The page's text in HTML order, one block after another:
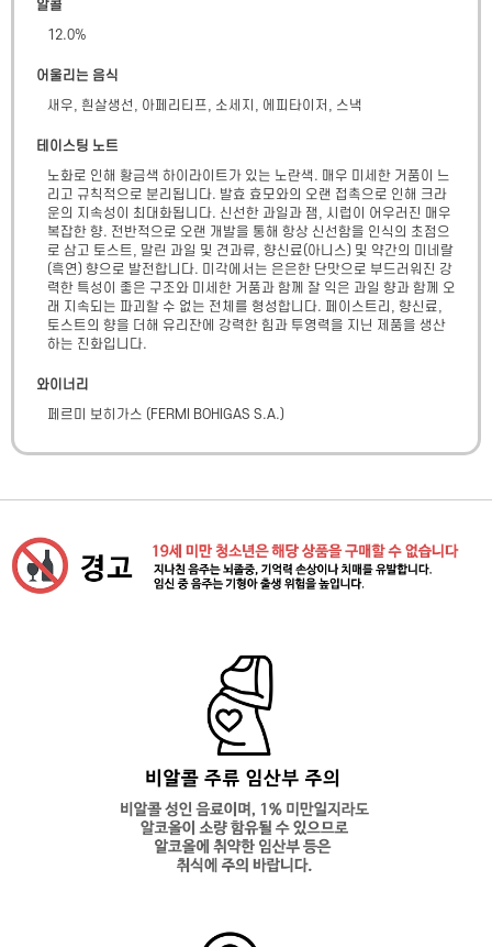
알콜
12.0%
어울리는 음식
새우, 흰살생선, 아페리티프, 소세지, 에피타이저, 스낵
테이스팅 노트
노화로 인해 황금색 하이라이트가 있는 노란색. 매우 미세한 거품이 느
리고 규칙적으로 분리됩니다. 발효 효모와의 오랜 접촉으로 인해 크라
운의 지속성이 최대화됩니다. 신선한 과일과 잼, 시럽이 어우러진 매우
복잡한 향. 전반적으로 오랜 개발을 통해 항상 신선함을 인식의 초점으
로 삼고 토스트, 말린 과일 및 견과류, 향신료(아니스) 및 약간의 미네랄
(흑연) 향으로 발전합니다. 미각에서는 은은한 단맛으로 부드러워진 강
력한 특성이 좋은 구조와 미세한 거품과 함께 잘 익은 과일 향과 함께 오
래 지속되는 파괴할 수 없는 전체를 형성합니다. 페이스트리, 향신료,
토스트의 향을 더해 유리잔에 강력한 힘과 투영력을 지닌 제품을 생산
하는 진화입니다.
와이너리
페르미 보히가스 ( FERMI BOHIGAS S.A.)